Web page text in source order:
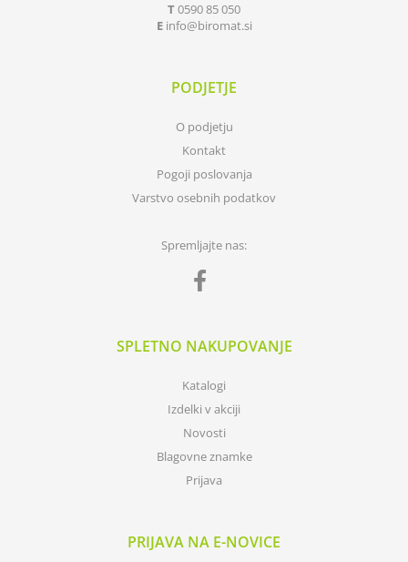
T0590 85 050
E info biromat.si
PODJETJE
O podjetju
Kontakt
Pogoji poslovanja
Varstvo osebnih podatkov
Spremljajte nas:
SPLETNO NAKUPOVANJE
Katalogi
Izdelki v akciji
Novosti
Blagovne znamke
Prijava
PRIJAVA NA E-NOVICE